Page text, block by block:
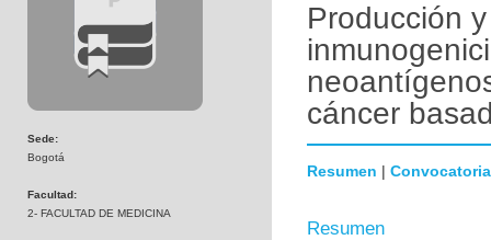
Sede:
Bogotá
Facultad:
2- FACULTAD DE MEDICINA
Producción
cáncer
Resumen | Convocatoria
Resumen